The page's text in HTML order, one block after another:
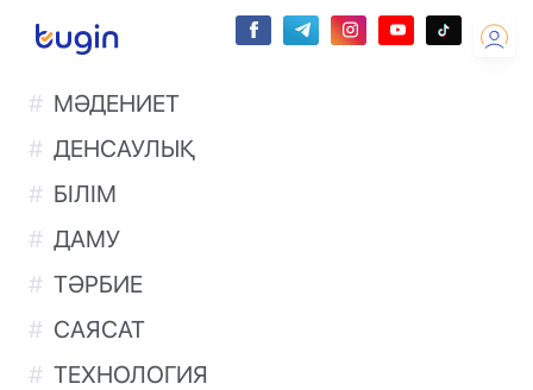
МӘДЕНИЕТ
ДЕНСАУЛЫҚ
БІЛІМ
ДАМУ
ТӘРБИЕ
САЯСАТ
ТЕХНОЛОГИЯ